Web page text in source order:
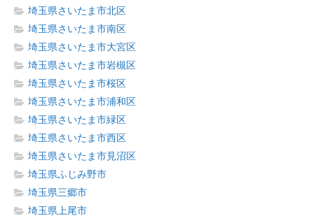
埼玉県さいたま市北区
埼玉県さいたま市南区
埼玉県さいたま市大宮区
埼玉県さいたま市岩槻区
埼玉県さいたま市桜区
埼玉県さいたま市浦和区
埼玉県さいたま市緑区
埼玉県さいたま市西区
埼玉県さいたま市見沼区
埼玉県ふじみ野市
埼玉県三郷市
埼玉県上尾市